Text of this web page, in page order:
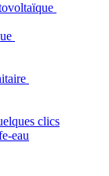
clics
eau